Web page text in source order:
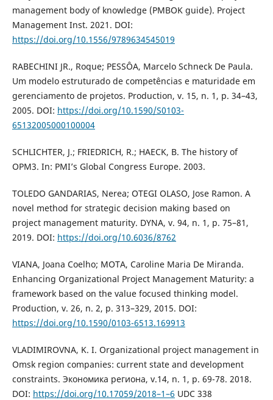
management body of knowledge (PMBOK guide). Project
Management Inst. 2021. DOI:
https://doi.org/10.1556/9789634545019
RABECHINI JR., Roque; PESSÔA, Marcelo Schneck De Paula.
Um modelo estruturado de competências e maturidade em
gerenciamento de projetos. Production, v. 15, n. 1, p. 34–43,
2005. DOI: https://doi.org/10.1590/S0103-
65132005000100004
SCHLICHTER, J.; FRIEDRICH, R.; HAECK, B. The history of
OPM3. In: PMI’s Global Congress Europe. 2003.
TOLEDO GANDARIAS, Nerea; OTEGI OLASO, Jose Ramon. A
novel method for strategic decision making based on
project management maturity. DYNA, v. 94, n. 1, p. 75–81,
2019. DOI: https://doi.org/10.6036/8762
VIANA, Joana Coelho; MOTA, Caroline Maria De Miranda.
Enhancing Organizational Project Management Maturity: a
framework based on the value focused thinking model.
Production, v. 26, n. 2, p. 313–329, 2015. DOI:
https://doi.org/10.1590/0103-6513.169913
VLADIMIROVNA, K. I. Organizational project management in
Omsk region companies: current state and development
constraints. Экономика региона, v.14, n. 1, p. 69-78. 2018.
DOI: https://doi.org/10.17059/2018–1–6 UDC 338